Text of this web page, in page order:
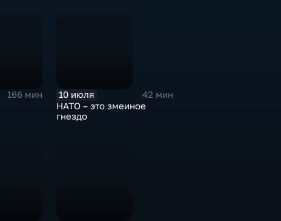
166 мин
10 июля
42 мин
НАТО – это змеиное
гнездо